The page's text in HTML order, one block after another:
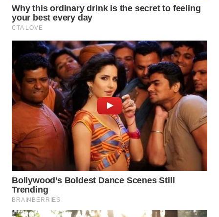
WAHANA
SELEB
WAHANA
PERSONA
WAHANA
OTOMOTIF
WAHANA
HEALTH
WAHANA
DESA
WISATA
LAPAK
WAHANA